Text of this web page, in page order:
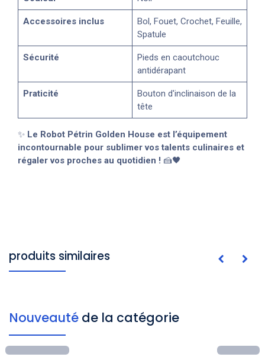
Accessoires inclus
Bol, Fouet, Crochet, Feuille,
Spatule
Sécurité
Pieds en caoutchouc
antidérapant
Praticité
Bouton d'inclinaison de la
tête
✨ Le Robot Pétrin Golden House est l’équipement
incontournable pour sublimer vos talents culinaires et
régaler vos proches au quotidien ! 🍰🖤
produits similaires
Nouveauté de la catégorie